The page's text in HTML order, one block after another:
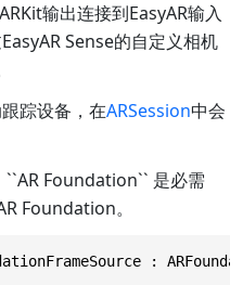
输出连接到EasyAR输入
Sense的自定义相机
踪设备，在ARSession中会
Foundation`` 是必需
Foundation。
: